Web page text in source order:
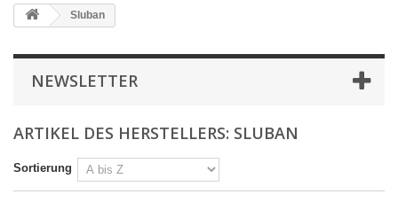
Sluban
NEWSLETTER
ARTIKEL DES HERSTELLERS: SLUBAN
Sortierung